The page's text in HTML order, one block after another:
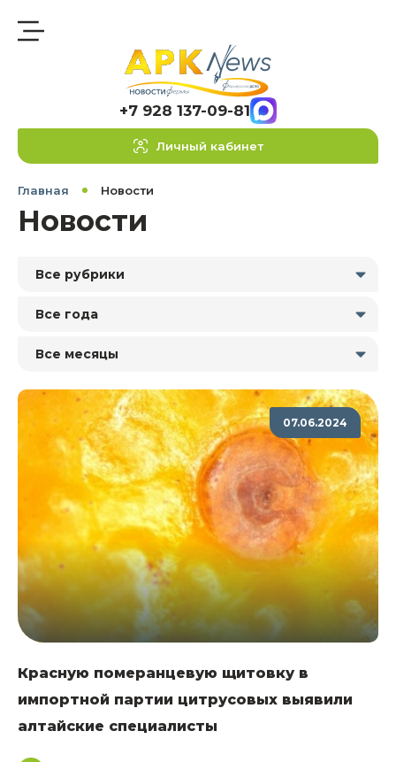
+7 928 137-09-81
Личный кабинет
Главная Новости
Новости
Все рубрики
Все года
Все месяцы
07.06.2024
Красную померанцевую щитовку в
импортной партии цитрусовых выявили
алтайские специалисты